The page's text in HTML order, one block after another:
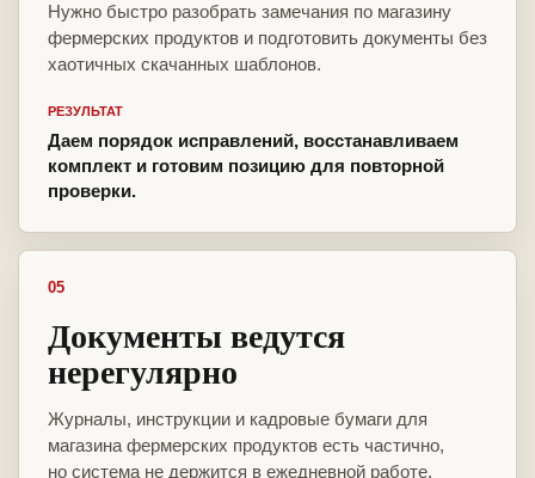
Нужно быстро разобрать замечания по магазину
фермерских продуктов и подготовить документы без
хаотичных скачанных шаблонов.
РЕЗУЛЬТАТ
Даем порядок исправлений, восстанавливаем
комплект и готовим позицию для повторной
проверки.
05
Документы ведутся
нерегулярно
Журналы, инструкции и кадровые бумаги для
магазина фермерских продуктов есть частично,
но система не держится в ежедневной работе.